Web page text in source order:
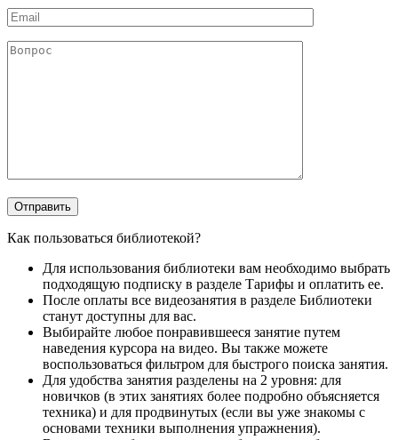
Как пользоваться библиотекой?
Для использования библиотеки вам необходимо выбрать
подходящую подписку в разделе Тарифы и оплатить ее.
После оплаты все видеозанятия в разделе Библиотеки
станут доступны для вас.
Выбирайте любое понравившееся занятие путем
наведения курсора на видео. Вы также можете
воспользоваться фильтром для быстрого поиска занятия.
Для удобства занятия разделены на 2 уровня: для
новичков (в этих занятиях более подробно объясняется
техника) и для продвинутых (если вы уже знакомы с
основами техники выполнения упражнения).